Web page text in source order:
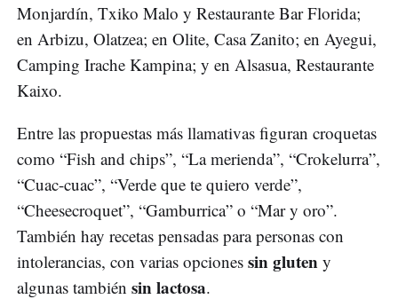
Monjardín, Txiko Malo y Restaurante Bar Florida;
en Arbizu, Olatzea; en Olite, Casa Zanito; en Ayegui,
Camping Irache Kampina; y en Alsasua, Restaurante
Kaixo.
Entre las propuestas más llamativas figuran croquetas
como “Fish and chips”, “La merienda”, “Crokelurra”,
“Cuac-cuac”, “Verde que te quiero verde”,
“Cheesecroquet”, “Gamburrica” o “Mar y oro”.
También hay recetas pensadas para personas con
intolerancias, con varias opciones sin gluten y
algunas también sin lactosa.